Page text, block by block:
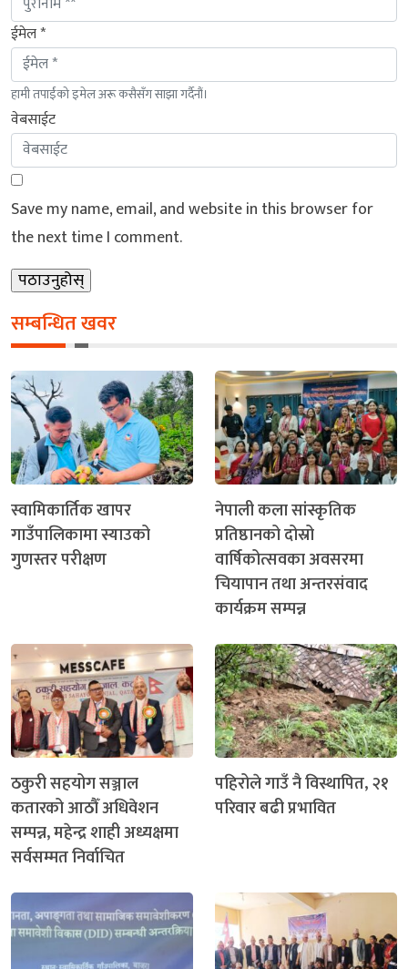
ईमेल *
हामी तपाईंको इमेल अरू कसैसँग साझा गर्दैनौं।
वेबसाईट
Save my name, email, and website in this browser for
the next time I comment.
सम्बन्धित खवर
स्वामिकार्तिक खापर
गाउँपालिकामा स्याउको
गुणस्तर परीक्षण
नेपाली कला सांस्कृतिक
प्रतिष्ठानको दोस्रो
वार्षिकोत्सवका अवसरमा
चियापान तथा अन्तरसंवाद
कार्यक्रम सम्पन्न
ठकुरी सहयोग सञ्जाल
कतारको आठौँ अधिवेशन
सम्पन्न, महेन्द्र शाही अध्यक्षमा
सर्वसम्मत निर्वाचित
पहिरोले गाउँ नै विस्थापित, २१
परिवार बढी प्रभावित